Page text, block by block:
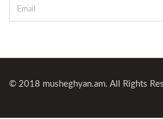
© 2018 musheghyan.am. All Rights